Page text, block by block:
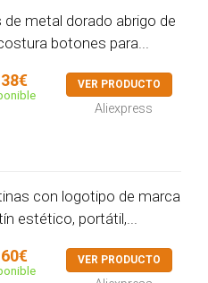
metal dorado abrigo de
botones para...
VER PRODUCTO
Aliexpress
con logotipo de marca
estético, portátil,...
VER PRODUCTO